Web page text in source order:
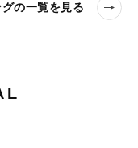
の一覧を見る